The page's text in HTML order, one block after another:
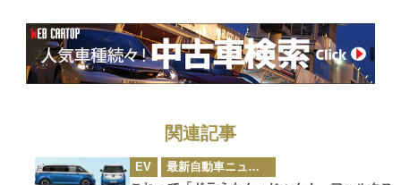
択肢として要注
目!!
関連記事
カ
テEV 最新自動車ニュース